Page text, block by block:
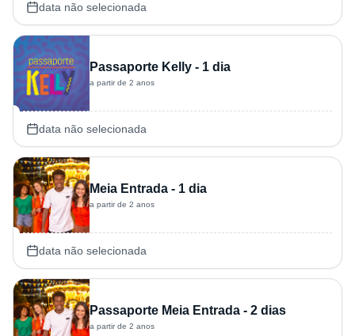
data não selecionada
Passaporte Kelly - 1 dia
a partir de 2 anos
data não selecionada
Meia Entrada - 1 dia
a partir de 2 anos
data não selecionada
Passaporte Meia Entrada - 2 dias
a partir de 2 anos